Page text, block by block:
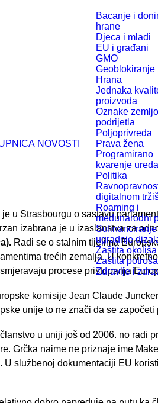
NOVOSTI
Bacanje i
hrane
Djeca i mladi
EU i građani
GMO
Geoblokiranje
Hrana
Jednaka
proizvoda
Oznake
podrijetla
Poljoprivreda
Prava žena
Programirano
kvarenje
Politika
digitalnom
Roaming i
međunarodni
Sufinanciranje
ugradnje
Zaštita okoliša
Zaštita
Zdravlje i
u Strasbourgu o sastavu
izabrana je u izaslanstva za
Radi se o stalnim tijelima
trećih zemalja. U
procese pristupanja
komisije Jean Claude
unije to ne znači da se
u uniji još od 2006. no radi
Grčka naime ne priznaje ime
U službenoj dokumentaciji EU